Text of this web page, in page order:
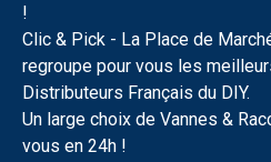
!
Clic & Pick - La Place de
regroupe pour vous les
Distributeurs Français du DIY.
Un large choix de Vannes &
vous en 24h !